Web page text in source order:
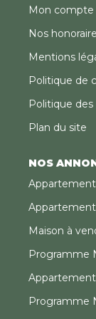
Mon compte
Nos
Mentions
Politique de
Politique
Plan du site
NOS
Appartement
Appartement
Maison à
Programme
Appartement
Programme